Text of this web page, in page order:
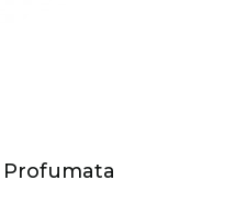
Profumata